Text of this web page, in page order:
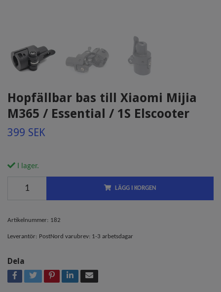
Hopfällbar bas till Xiaomi Mijia
M365 / Essential / 1S Elscooter
399 SEK
I lager.
LÄGG I KORGEN
Artikelnummer: 182
Leverantör: PostNord varubrev: 1-3 arbetsdagar
Dela